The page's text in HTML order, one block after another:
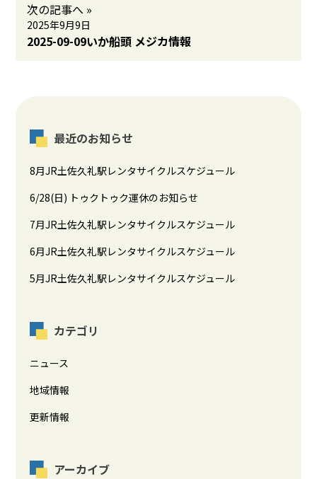
次の記事へ »
2025年9月9日
2025-09-09いか船頭 メジカ情報
最近のお知らせ
8月JR土佐久礼駅レンタサイクルスケジュール
6/28(日) トゥクトゥク運休のお知らせ
7月JR土佐久礼駅レンタサイクルスケジュール
6月JR土佐久礼駅レンタサイクルスケジュール
5月JR土佐久礼駅レンタサイクルスケジュール
カテゴリ
ニュース
地域情報
更新情報
アーカイブ